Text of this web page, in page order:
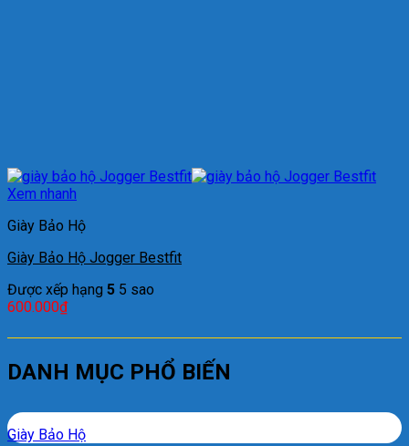
Xem nhanh
Giày Bảo Hộ
Giày Bảo Hộ Jogger Bestfit
Được xếp hạng 5 5 sao
600.000₫
DANH MỤC PHỔ BIẾN
Giày Bảo Hộ